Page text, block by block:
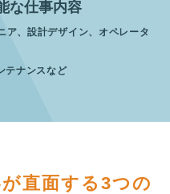
な仕事内容
ア、設計デザイン、オペレータ
テナンスなど
が直面する3つの